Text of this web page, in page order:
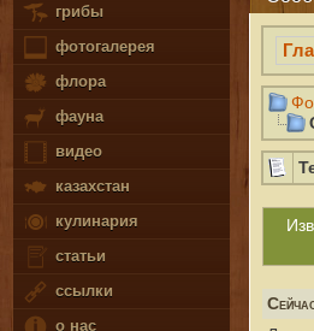
грибы
фотогалерея
флора
фауна
видео
казахстан
кулинария
статьи
ссылки
о нас